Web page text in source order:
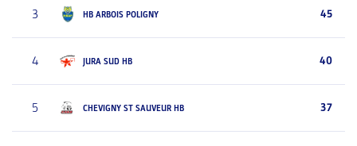
3 HB ARBOIS POLIGNY 45
4 JURA SUD HB 40
5 CHEVIGNY ST SAUVEUR HB 37